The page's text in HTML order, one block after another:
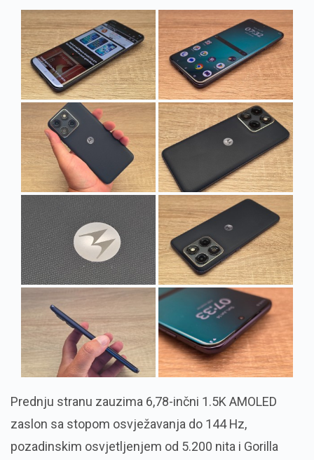
Prednju stranu zauzima 6,78-inčni 1.5K AMOLED
zaslon sa stopom osvježavanja do 144 Hz,
pozadinskim osvjetljenjem od 5.200 nita i Gorilla